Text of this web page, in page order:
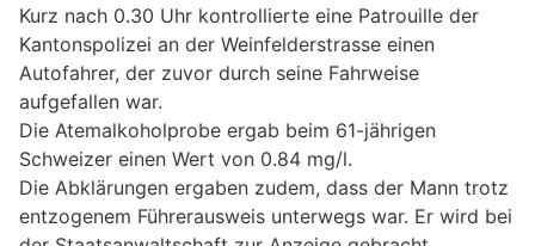
Kurz nach 0.30 Uhr kontrollierte eine Patrouille der
Kantonspolizei an der Weinfelderstrasse einen
Autofahrer, der zuvor durch seine Fahrweise
aufgefallen war.
Die Atemalkoholprobe ergab beim 61-jährigen
Schweizer einen Wert von 0.84 mg/l.
Die Abklärungen ergaben zudem, dass der Mann trotz
entzogenem Führerausweis unterwegs war. Er wird bei